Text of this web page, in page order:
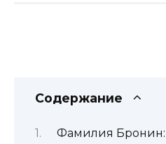
Содержание
Фамилия